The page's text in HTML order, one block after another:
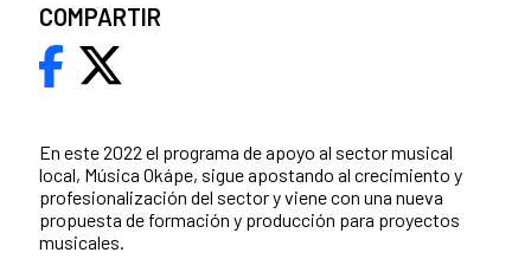
En este 2022 el programa de apoyo al sector musical
local, Música Okápe, sigue apostando al crecimiento y
profesionalización del sector y viene con una nueva
propuesta de formación y producción para proyectos
musicales.
COMPARTIR